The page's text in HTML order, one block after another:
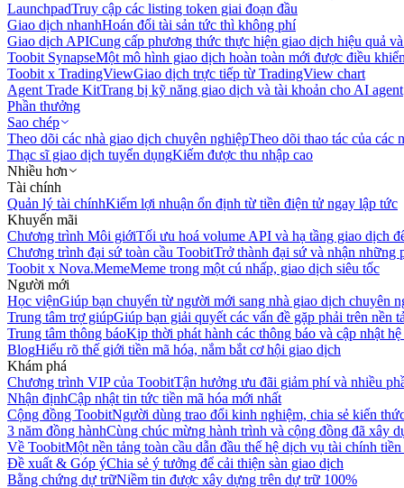
LaunchpadTruy cập các listing token giai đoạn đầu
Giao dịch nhanhHoán đổi tài sản tức thì không phí
Giao dịch APICung cấp phương thức thực hiện giao dịch hiệu quả
Toobit SynapseMột mô hình giao dịch hoàn toàn mới được điều
Toobit x TradingViewGiao dịch trực tiếp từ TradingView chart
Agent Trade KitTrang bị kỹ năng giao dịch và tài khoản cho AI agent
Phần thưởng
Sao chép
Theo dõi các nhà giao dịch chuyên nghiệpTheo dõi thao tác của các
Thạc sĩ giao dịch tuyển dụngKiếm được thu nhập cao
Nhiều hơn
Tài chính
Quản lý tài chínhKiếm lợi nhuận ổn định từ tiền điện tử ngay lập tức
Khuyến mãi
Chương trình Môi giớiTối ưu hoá volume API và hạ tầng giao dịch
Chương trình đại sứ toàn cầu ToobitTrở thành đại sứ và nhận những
Toobit x Nova.MemeMeme trong một cú nhấp, giao dịch siêu tốc
Người mới
Học việnGiúp bạn chuyển từ người mới sang nhà giao dịch chuyên
Trung tâm trợ giúpGiúp bạn giải quyết các vấn đề gặp phải trên nền
Trung tâm thông báoKịp thời phát hành các thông báo và cập nhật
BlogHiểu rõ thế giới tiền mã hóa, nắm bắt cơ hội giao dịch
Khám phá
Chương trình VIP của ToobitTận hưởng ưu đãi giảm phí và nhiều
Nhận địnhCập nhật tin tức tiền mã hóa mới nhất
Cộng đồng ToobitNgười dùng trao đổi kinh nghiệm, chia sẻ kiến
3 năm đồng hànhCùng chúc mừng hành trình và cộng đồng đã xây
Về ToobitMột nền tảng toàn cầu dẫn đầu thế hệ dịch vụ tài chính
Đề xuất & Góp ýChia sẻ ý tưởng để cải thiện sàn giao dịch
Bằng chứng dự trữNiềm tin được xây dựng trên dự trữ 100%